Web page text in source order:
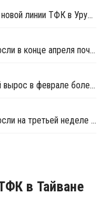
Xinjiang Zhongtai возобновила работу новой линии ТФК в Урумчи
Запасы МЭГ в Восточном Китае выросли в конце апреля почти на 1%
Импорт смешанных ксилолов в Китай вырос в феврале более чем на четверть
Запасы МЭГ в Восточном Китае выросли на третьей неделе апреля на 9,07%
в Тайване